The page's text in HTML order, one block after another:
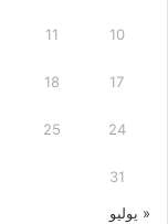
10
11
17
18
24
25
31
« يوليو